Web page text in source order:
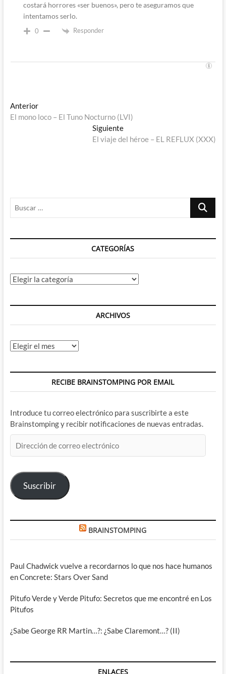
costará horrores «ser buenos», pero te aseguramos que
intentamos serlo.
0 Responder
Navegación
de
AnteriorEntrada
anterior:
El mono loco – El Tuno Nocturno (LVI)
SiguienteEntrada
siguiente:
El viaje del héroe – EL REFLUX (XXX)
Buscar
CATEGORÍAS
Categorías
ARCHIVOS
Archivos
RECIBE BRAINSTOMPING POR EMAIL
Introduce tu correo electrónico para suscribirte a este
Brainstomping y recibir notificaciones de nuevas entradas.
de
electrónico
Suscribir
BRAINSTOMPING
Paul Chadwick vuelve a recordarnos lo que nos hace humanos
en Concrete: Stars Over Sand
Pitufo Verde y Verde Pitufo: Secretos que me encontré en Los
Pitufos
¿Sabe George RR Martin…?: ¿Sabe Claremont…? (II)
ENLACES